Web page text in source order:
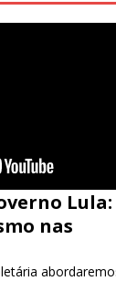
Lula:
nas